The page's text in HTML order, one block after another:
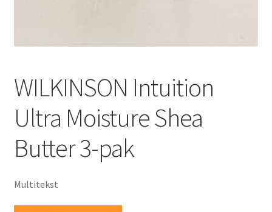
WILKINSON Intuition
Ultra Moisture Shea
Butter 3-pak
Multitekst